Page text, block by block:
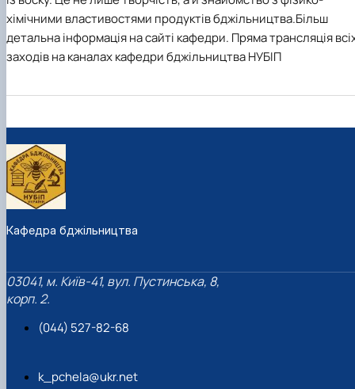
хімічними властивостями продуктів бджільництва.Більш
детальна інформація на сайті кафедри. Пряма трансляція
заходів на каналах кафедри бджільництва НУБІП
Кафедра бджільництва
03041, м. Київ-41, вул. Пустинська, 8,
корп. 2.
(044) 527-82-68
k_pchela@ukr.net